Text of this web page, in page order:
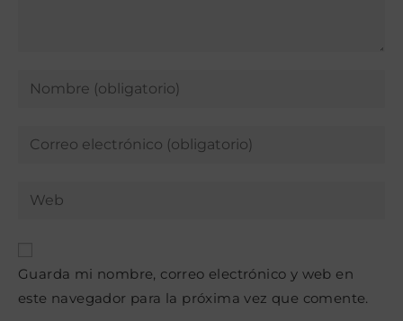
Introduce
de
Introduce
de
para
comentar
Introduce
tu
web
Guarda mi nombre, correo electrónico y web en
este navegador para la próxima vez que comente.